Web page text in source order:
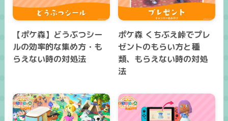
【ポケ森】どうぶつシー
ルの効率的な集め方・も
らえない時の対処法
ポケ森 くちぶえ峠でプレ
ゼントのもらい方と種
類、もらえない時の対処
法